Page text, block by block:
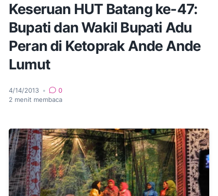
Keseruan HUT Batang ke-47:
Bupati dan Wakil Bupati Adu
Peran di Ketoprak Ande Ande
Lumut
4/14/2013 •
0
2 menit membaca